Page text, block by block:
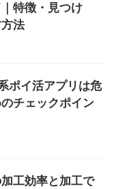
特徴・見つけ
法
ポイ活アプリは危
チェックポイン
工効率と加工で